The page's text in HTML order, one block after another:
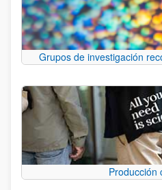
Grupos de investigación
Producción